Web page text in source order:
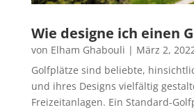
Wie designe ich einen
von Elham Ghabouli | März 2,
Golfplätze sind beliebte,
und ihres Designs vielfältig
Freizeitanlagen. Ein Standard-